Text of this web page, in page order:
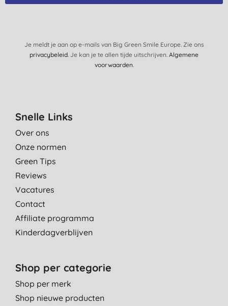
13-11-2020
Je meldt je aan op e-mails van Big Green Smile Europe. Zie ons
privacybeleid. Je kan je te allen tijde uitschrijven. Algemene
voorwaarden.
Snelle Links
Over ons
Onze normen
Green Tips
Reviews
Vacatures
Contact
Affiliate programma
Kinderdagverblijven
Shop per categorie
Shop per merk
Shop nieuwe producten